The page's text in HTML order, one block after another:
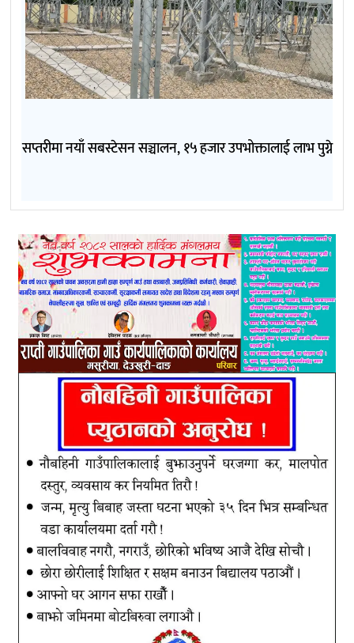
सप्तरीमा नयाँ सबस्टेसन सञ्चालन, १५ हजार उपभोक्तालाई लाभ पुग्ने